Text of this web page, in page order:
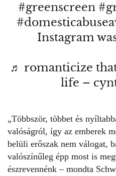
#greenscreen
Instagram
♬ romanticize
life –
„Többször, többet és
valóságról, így az emberek
belüli erőszak nem válogat,
valószínűleg épp most is
észrevennénk – mondta